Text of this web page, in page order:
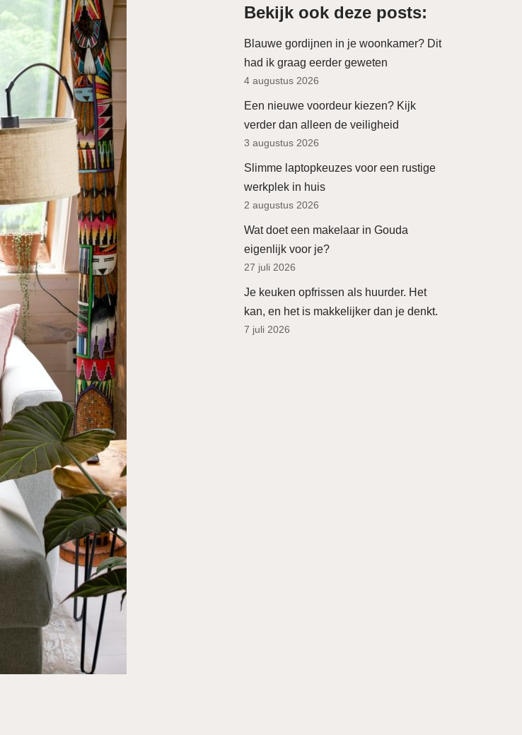
Bekijk ook deze posts:
Blauwe gordijnen in je woonkamer? Dit
had ik graag eerder geweten
4 augustus 2026
Een nieuwe voordeur kiezen? Kijk
verder dan alleen de veiligheid
3 augustus 2026
Slimme laptopkeuzes voor een rustige
werkplek in huis
2 augustus 2026
Wat doet een makelaar in Gouda
eigenlijk voor je?
27 juli 2026
Je keuken opfrissen als huurder. Het
kan, en het is makkelijker dan je denkt.
7 juli 2026